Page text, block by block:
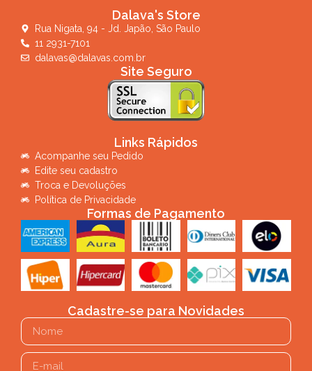
Dalava's Store
Rua Nigata, 94 - Jd. Japão, São Paulo
11 2931-7101
dalavas@dalavas.com.br
Site Seguro
Links Rápidos
Acompanhe seu Pedido
Edite seu cadastro
Troca e Devoluções
Política de Privacidade
Formas de Pagamento
Cadastre-se para Novidades